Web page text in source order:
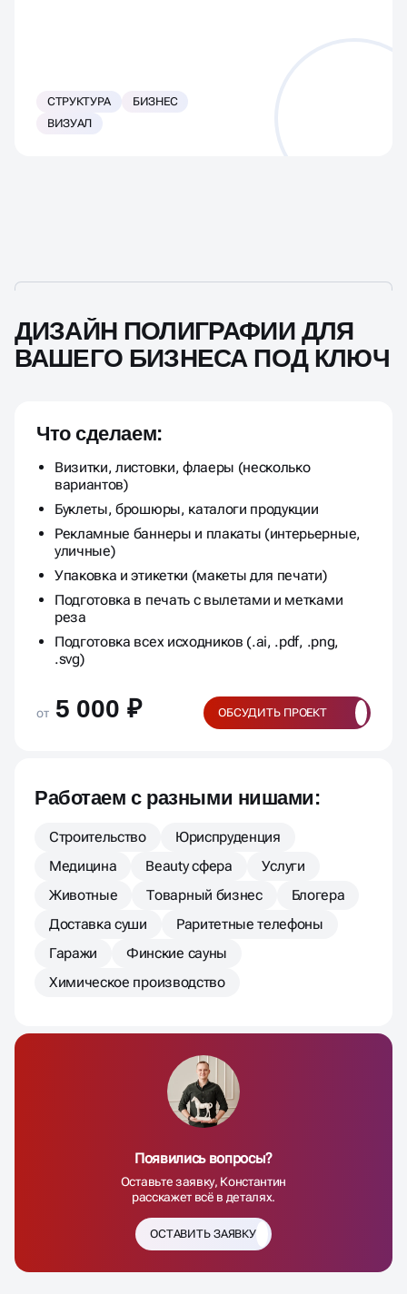
СТРУКТУРА
БИЗНЕС
ВИЗУАЛ
ДИЗАЙН ПОЛИГРАФИИ ДЛЯ
ВАШЕГО БИЗНЕСА ПОД КЛЮЧ
Что сделаем:
Визитки, листовки, флаеры (несколько
вариантов)
Буклеты, брошюры, каталоги продукции
Рекламные баннеры и плакаты (интерьерные,
уличные)
Упаковка и этикетки (макеты для печати)
Подготовка в печать с вылетами и метками
реза
Подготовка всех исходников (.ai, .pdf, .png,
.svg)
от 5 000 ₽ ОБСУДИТЬ ПРОЕКТ
Работаем с разными нишами:
Строительство
Юриспруденция
Медицина
Beauty сфера
Услуги
Животные
Товарный бизнес
Блогера
Доставка суши
Раритетные телефоны
Гаражи
Финские сауны
Химическое производство
Появились вопросы?
Оставьте заявку, Константин
расскажет всё в деталях.
ОСТАВИТЬ ЗАЯВКУ